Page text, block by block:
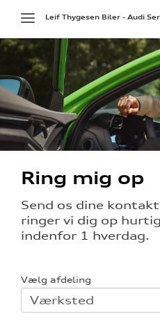
Toggle
navigation
Leif Thygesen Biler - Audi
Ring mig op
Send os dine
ringer vi dig op
indenfor 1 hverdag.
Vælg afdeling